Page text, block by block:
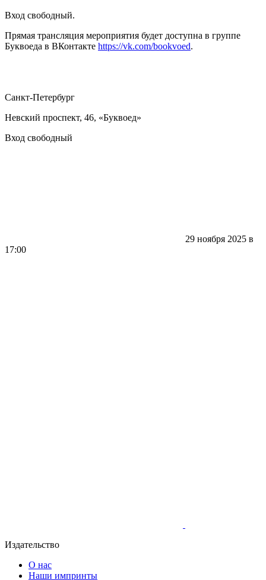
Вход свободный.
Прямая трансляция мероприятия будет доступна в группе
Буквоеда в ВКонтакте https://vk.com/bookvoed.
Санкт-Петербург
Невский проспект, 46, «Буквоед»
Вход свободный
29 ноября 2025 в
17:00
Издательство
О нас
Наши импринты